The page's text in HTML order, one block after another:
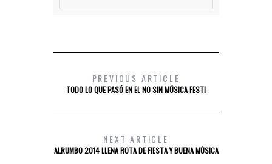
PREVIOUS ARTICLE
TODO LO QUE PASÓ EN EL NO SIN MÚSICA FEST!
NEXT ARTICLE
ALRUMBO 2014 LLENA ROTA DE FIESTA Y BUENA MÚSICA